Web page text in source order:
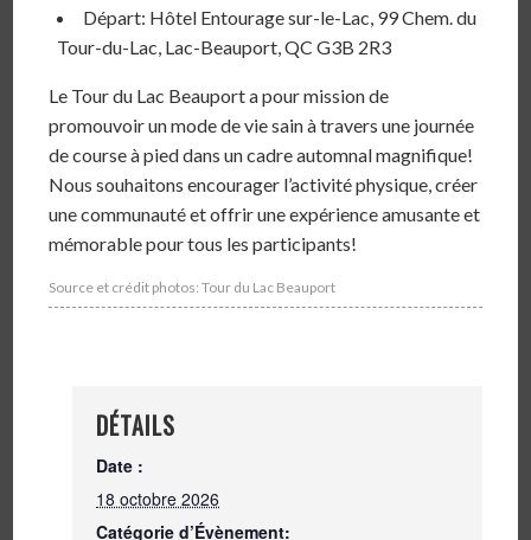
Départ: Hôtel Entourage sur-le-Lac, 99 Chem. du
Tour-du-Lac, Lac-Beauport, QC G3B 2R3
Le Tour du Lac Beauport a pour mission de
promouvoir un mode de vie sain à travers une journée
de course à pied dans un cadre automnal magnifique!
Nous souhaitons encourager l’activité physique, créer
une communauté et offrir une expérience amusante et
mémorable pour tous les participants!
Source et crédit photos: Tour du Lac Beauport
DÉTAILS
Date :
18 octobre 2026
Catégorie d’Évènement: